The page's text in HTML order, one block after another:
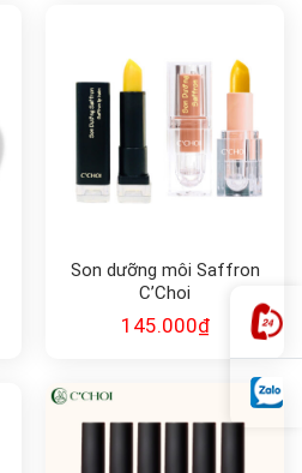
Son dưỡng môi Saffron
C’Choi
145.000₫